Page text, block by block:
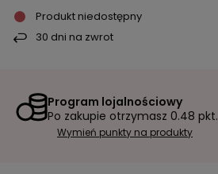
Produkt niedostępny
30 dni na zwrot
Program lojalnościowy
Po zakupie otrzymasz 0.48 pkt.
Wymień punkty na produkty